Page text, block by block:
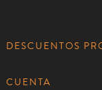
DESCUENTOS
CUENTA